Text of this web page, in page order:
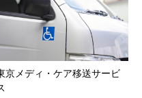
京メディ・ケア移送サービ